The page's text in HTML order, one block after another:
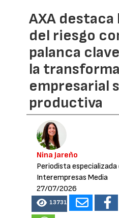
AXA
del riesgo
palanca
la
empresarial
productiva
Nina Jareño
Periodista
Interempresas Media
27/07/2026
13731